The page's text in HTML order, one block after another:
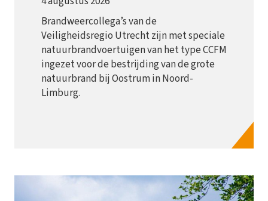
Brandweercollega’s van de
Veiligheidsregio Utrecht zijn met speciale
natuurbrandvoertuigen van het type CCFM
ingezet voor de bestrijding van de grote
natuurbrand bij Oostrum in Noord-
Limburg.